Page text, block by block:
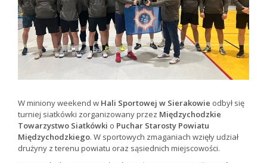
W miniony weekend w Hali Sportowej w Sierakowie odbył się
turniej siatkówki zorganizowany przez Międzychodzkie
Towarzystwo Siatkówki o Puchar Starosty Powiatu
Międzychodzkiego. W sportowych zmaganiach wzięły udział
drużyny z terenu powiatu oraz sąsiednich miejscowości.